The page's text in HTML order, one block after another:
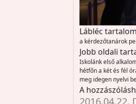
Lábléc
a kérdezőtanárok
Jobb oldali
Iskolánk első
hétfőn a két és fél
meg idegen nyelvi
A